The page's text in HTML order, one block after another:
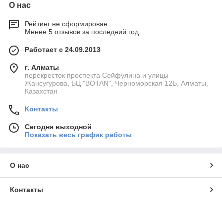
О нас
Рейтинг не сформирован
Менее 5 отзывов за последний год
Работает с 24.09.2013
г. Алматы
перекресток проспекта Сейфулина и улицы
Жансугурова, БЦ "BOTAN", Черноморская 12Б, Алматы,
Казахстан
Контакты
Сегодня выходной
Показать весь график работы
О нас
Контакты